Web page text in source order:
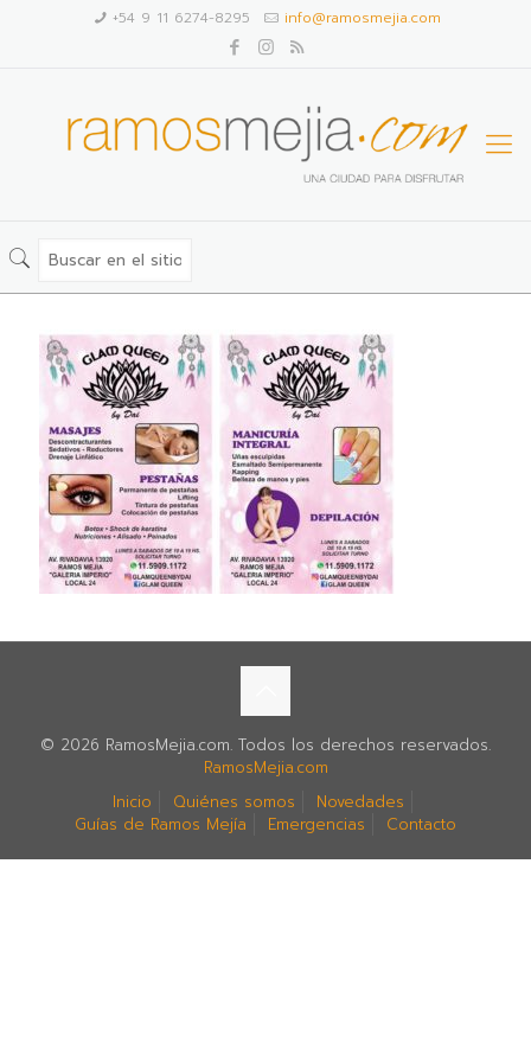
+54 9 11 6274-8295 info@ramosmejia.com
© 2026 RamosMejia.com. Todos los derechos reservados.
RamosMejia.com
Inicio
Quiénes somos
Novedades
Guías de Ramos Mejía
Emergencias Contacto